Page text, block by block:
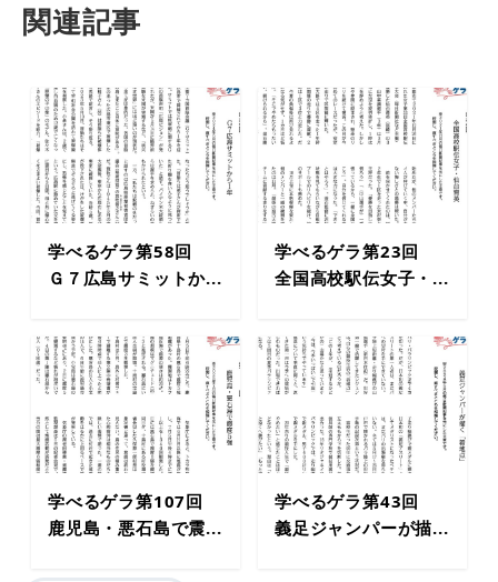
関連記事
学べるゲラ第58回
Ｇ７広島サミットか...
学べるゲラ第23回
全国高校駅伝女子・...
学べるゲラ第107回
鹿児島・悪石島で震...
学べるゲラ第43回
義足ジャンパーが描...